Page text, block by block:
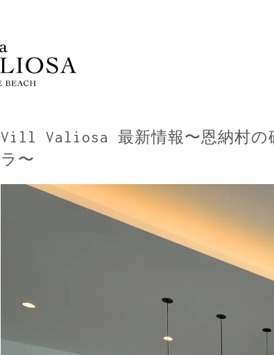
Vill Valiosa 最新情報〜恩納村の
ラ〜